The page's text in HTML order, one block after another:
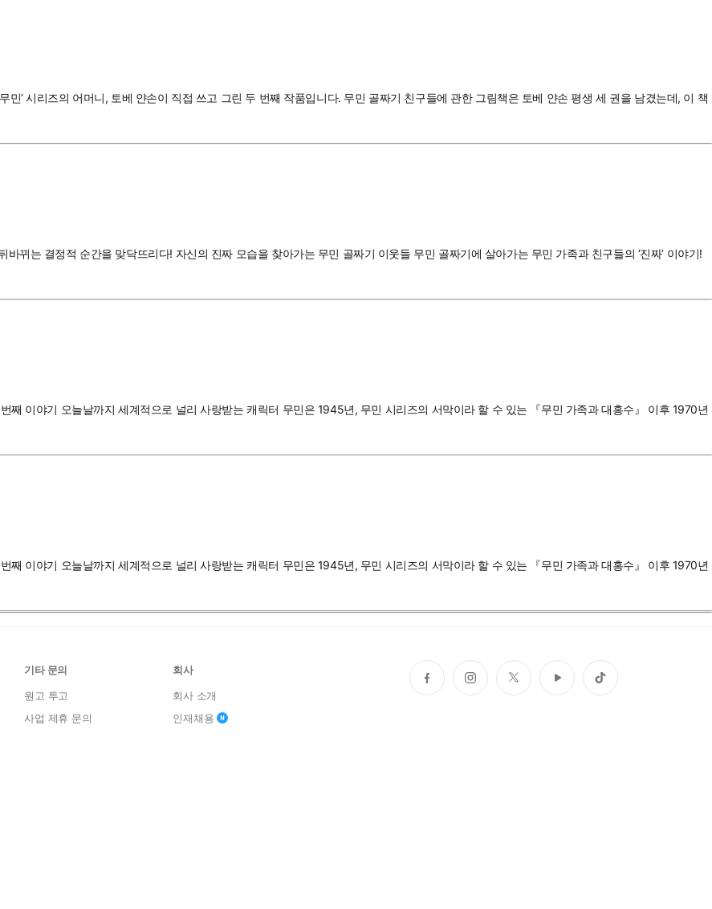
’ 시리즈의 어머니, 토베 얀손이 직접 쓰고 그린 두 번째 작품입니다. 무민 골짜기 친구들에 관한 그림책은 토베 얀손 평생 세 권을 남겼는데, 이 책
뀌는 결정적 순간을 맞닥뜨리다! 자신의 진짜 모습을 찾아가는 무민 골짜기 이웃들 무민 골짜기에 살아가는 무민 가족과 친구들의 ‘진짜’ 이야기!
째 이야기 오늘날까지 세계적으로 널리 사랑받는 캐릭터 무민은 1945년, 무민 시리즈의 서막이라 할 수 있는 『무민 가족과 대홍수』 이후 1970년
째 이야기 오늘날까지 세계적으로 널리 사랑받는 캐릭터 무민은 1945년, 무민 시리즈의 서막이라 할 수 있는 『무민 가족과 대홍수』 이후 1970년
기타 문의
원고 투고
사업 제휴 문의
회사
회사 소개
인재채용
페
이
인
스
트
위
유
튜
틱
톡